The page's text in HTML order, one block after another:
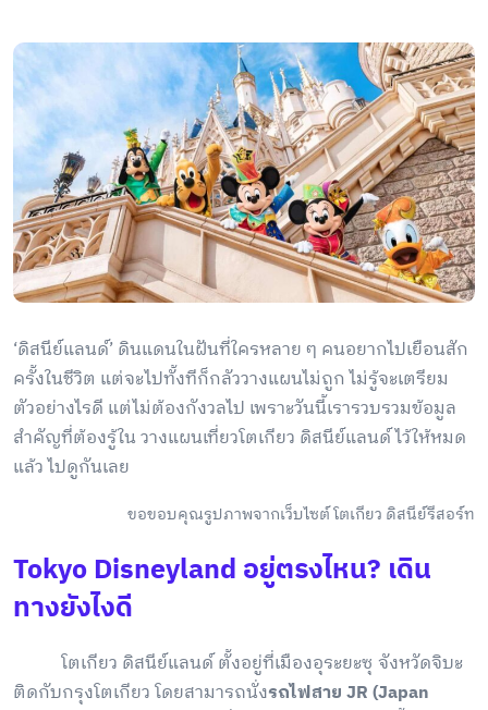
‘ดิสนีย์แลนด์’ ดินแดนในฝันที่ใครหลาย ๆ คนอยากไปเยือนสัก
ครั้งในชีวิต แต่จะไปทั้งทีก็กลัววางแผนไม่ถูก ไม่รู้จะเตรียม
ตัวอย่างไรดี แต่ไม่ต้องกังวลไป เพราะวันนี้เรารวบรวมข้อมูล
สำคัญที่ต้องรู้ใน วางแผนเที่ยวโตเกียว ดิสนีย์แลนด์ ไว้ให้หมด
แล้ว ไปดูกันเลย
ขอขอบคุณรูปภาพจากเว็บไซต์ โตเกียว ดิสนีย์รีสอร์ท
Tokyo Disneyland อยู่ตรงไหน? เดิน
ทางยังไงดี
โตเกียว ดิสนีย์แลนด์ ตั้งอยู่ที่เมืองอุระยะซุ จังหวัดจิบะ
ติดกับกรุงโตเกียว โดยสามารถนั่งรถไฟสาย JR (Japan